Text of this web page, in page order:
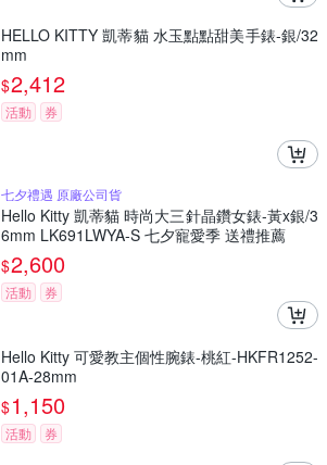
HELLO KITTY 凱蒂貓 水玉點點甜美手錶-銀/32
mm
$2,412
活動 券
七夕禮遇 原廠公司貨
Hello Kitty 凱蒂貓 時尚大三針晶鑽女錶-黃x銀/3
6mm LK691LWYA-S 七夕寵愛季 送禮推薦
$2,600
活動 券
Hello Kitty 可愛教主個性腕錶-桃紅-HKFR1252-
01A-28mm
$1,150
活動 券